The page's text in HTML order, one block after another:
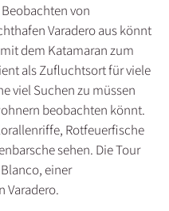
von
Varadero aus könnt
dem Katamaran zum
als Zufluchtsort für viele
viel Suchen zu müssen
beobachten könnt.
Rotfeuerfische
sehen. Die Tour
einer
Varadero.